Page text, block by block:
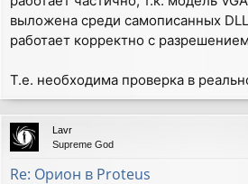
выложена среди самописанных
работает корректно с
Т.е. необходима проверка в
Lavr
Supreme God
Re: Орион в Proteus